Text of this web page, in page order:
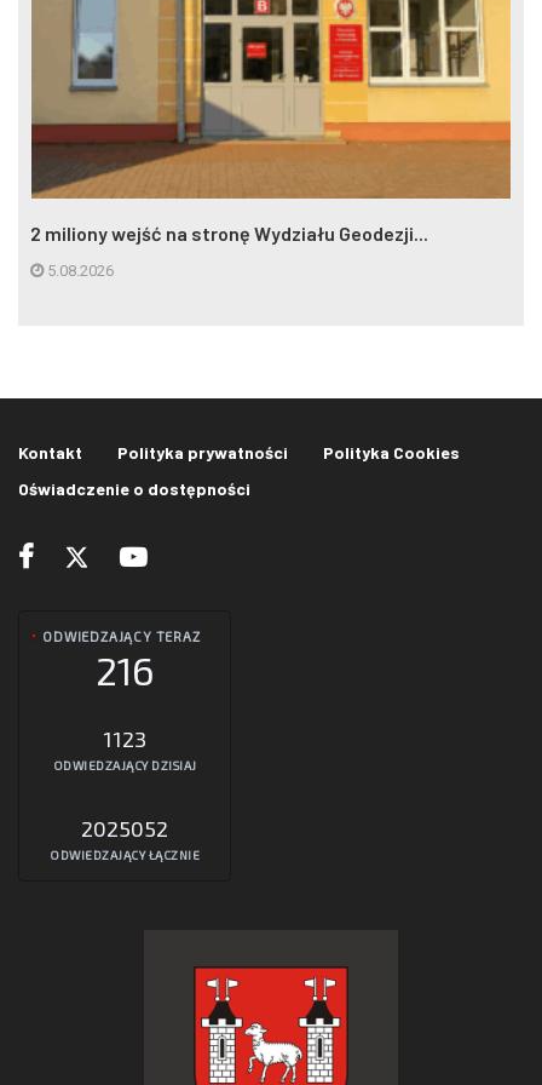
2 miliony wejść na stronę Wydziału Geodezji...
5.08.2026
Kontakt Polityka prywatności
Polityka Cookies
Oświadczenie o dostępności
ODWIEDZAJĄCY TERAZ
216
1123
ODWIEDZAJĄCY DZISIAJ
2025052
ODWIEDZAJĄCY ŁĄCZNIE